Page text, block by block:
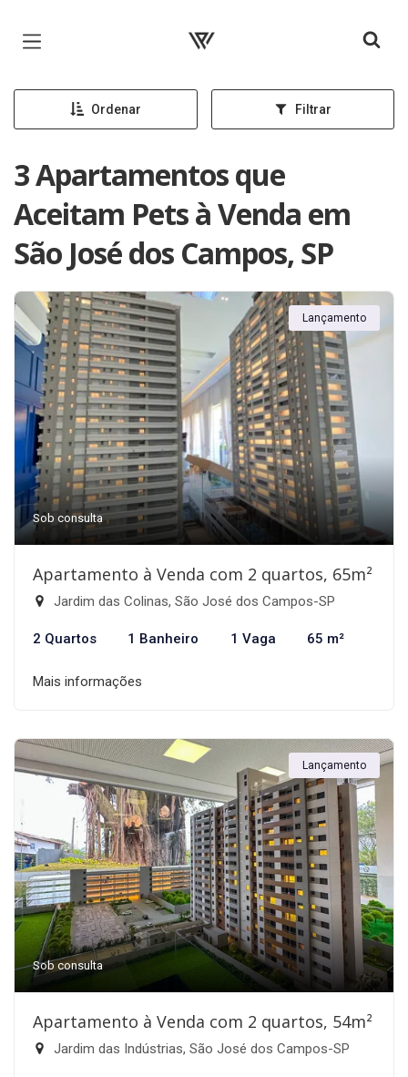
Página inicial
Ordenar Filtrar
3 Apartamentos que
Aceitam Pets à Venda em
São José dos Campos, SP
Lançamento
Sob consulta
Apartamento à Venda com 2 quartos, 65m²
Jardim das Colinas, São José dos Campos-SP
2 Quartos 1 Banheiro 1 Vaga 65 m²
Mais informações
Lançamento
Sob consulta
Apartamento à Venda com 2 quartos, 54m²
Jardim das Indústrias, São José dos Campos-SP